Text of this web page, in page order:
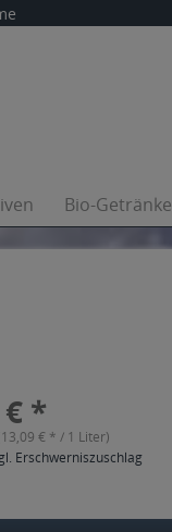
Bio-Getränke
*
€ * / 1 Liter)
Erschwerniszuschlag